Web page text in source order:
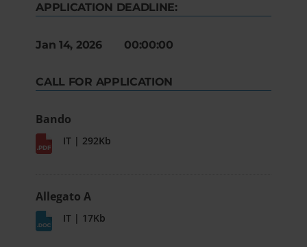
APPLICATION DEADLINE:
Jan 14, 2026 00:00:00
CALL FOR APPLICATION
Bando
IT | 292Kb
Allegato A
IT | 17Kb